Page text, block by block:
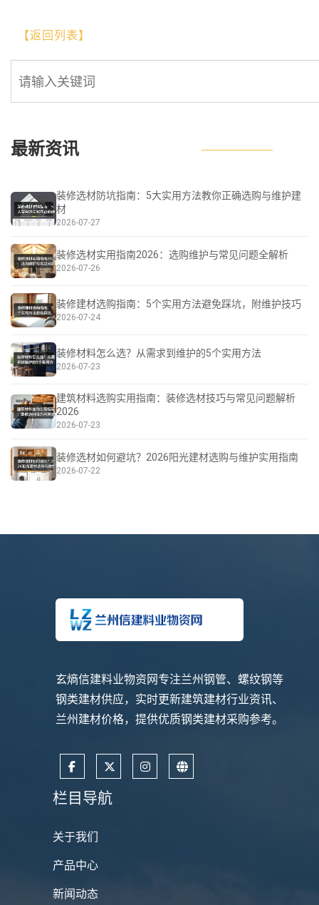
【返回列表】
最新资讯
装修选材防坑指南：5大实用方法教你正确选购与维护建
材
2026-07-27
装修选材实用指南2026：选购维护与常见问题全解析
2026-07-26
装修建材选购指南：5个实用方法避免踩坑，附维护技巧
2026-07-24
装修材料怎么选？从需求到维护的5个实用方法
2026-07-23
建筑材料选购实用指南：装修选材技巧与常见问题解析
2026
2026-07-23
装修选材如何避坑？2026阳光建材选购与维护实用指南
2026-07-22
玄熵信建料业物资网专注兰州钢管、螺纹钢等
钢类建材供应，实时更新建筑建材行业资讯、
兰州建材价格，提供优质钢类建材采购参考。
栏目导航
关于我们
产品中心
新闻动态